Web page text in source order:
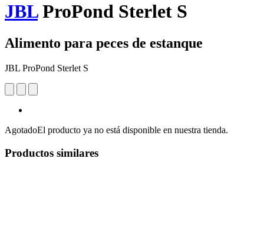
JBLProPond Sterlet S
Alimento para peces de estanque
JBL ProPond Sterlet S
AgotadoEl producto ya no está disponible en nuestra tienda.
Productos similares